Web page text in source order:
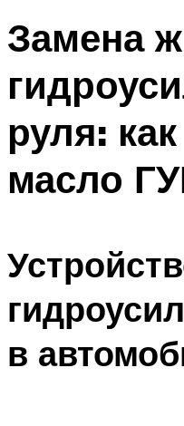
Замена
руля:
масло
в